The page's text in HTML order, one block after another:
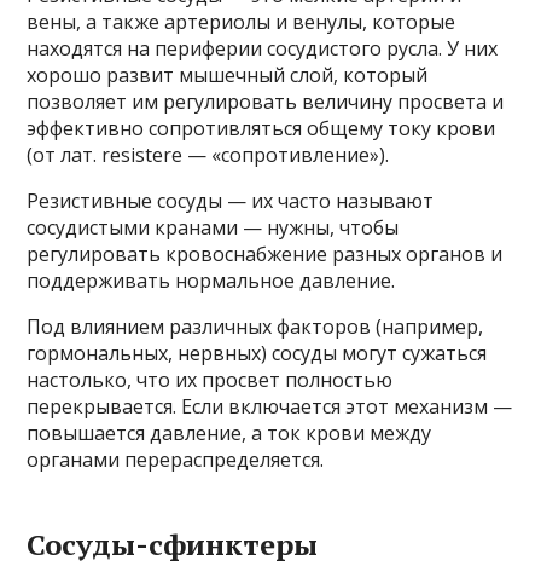
вены, а также артериолы и венулы, которые
находятся на периферии сосудистого русла. У них
хорошо развит мышечный слой, который
позволяет им регулировать величину просвета и
эффективно сопротивляться общему току крови
(от лат. resistere — «сопротивление»).
Резистивные сосуды — их часто называют
сосудистыми кранами — нужны, чтобы
регулировать кровоснабжение разных органов и
поддерживать нормальное давление.
Под влиянием различных факторов (например,
гормональных, нервных) сосуды могут сужаться
настолько, что их просвет полностью
перекрывается. Если включается этот механизм —
повышается давление, а ток крови между
органами перераспределяется.
Сосуды-сфинктеры